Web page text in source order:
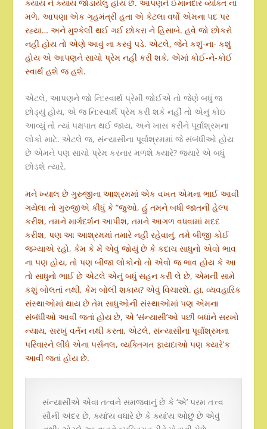
ક્યાંય ને ક્યાંય જોડાયેલું હોય છે. આપણને ઈમાનદાર વ્યક્તિ ના
મળે. આપણા એક ગૃહમંત્રી હતા એ કેટલા વર્ષો એમના પદ પર
રહ્યા… અને મુશ્કેલી થઈ ગઈ છોકરા ને હિસાબે. હવે જો છોકરો
નહીં હોય તો એણે આવું ના કરવું પડે. એટલે, જેને કશું-ના- કશું
હોય એ આપણને સાચો પ્રેમ નહીં કરી શકે, એમાં કોઈ-ને-કોઈ
સ્વાર્થ હશે જ હશે.
એટલે, આપણને જો નિ:સ્વાર્થ પ્રેમી જોઈએ તો જેણે બધું જ
છોડ્યું હોય, એ જ નિ:સ્વાર્થ પ્રેમ કરી શકે નહીં તો એનું કોઇ
આવ્યું તો ત્યાં પક્ષપાત થઈ જાય, અને ખાસ કરીને પૂર્વાશ્રમના
લોકો માટે. એટલે જ, સંન્યાસીના પૂર્વાશ્રમમાં જે સંબંધીઓ હોય
છે એમને પણ સાચો પ્રેમ કરનાર મળશે ક્યારે? જ્યારે એ બધું
છોડશે ત્યારે.
મને ખ્યાલ છે ગુરુજીના આશ્રમમાં એક વખત એમના ભાઈ આવી
ગયેલા તો ગુરુજીએ કીધું કે “જુઓ, હું તમને બધી જાતની હેલ્પ
કરીશ, તમને માર્ગદર્શન આપીશ, તમને આગળ વધવામાં મદદ
કરીશ, પણ આ આશ્રમમાં તમારે નહીં રહેવાનું, તમે બીજી કોઈ
જગ્યાએ રહો, કેમ કે મેં એવું જોયું છે કે કદાચ સાધુનો એવો ભાવ
ના પણ હોય, તો પણ બીજા લોકોનો તો એવો જ ભાવ હોય કે આ
તો સાધુનો ભાઈ છે એટલે એનું બધું સહન કરી લે છે, એમની સામે
કશું બોલતાં નથી, કેમ બોલી શકાય? એવું વિચારશે. હા, વ્યવહારિક
સંસ્થાઓમાં થાય છે તેમ સાધુઓની સંસ્થાઓમાં પણ એમના
સંબંધીઓ આવી જતાં હોય છે, એ ‘સંન્યાસી’ઓ પછી બધાંને સરખો
ન્યાય, સરખું વર્તન નથી કરતા, એટલે, સંન્યાસીના પૂર્વાશ્રમના
પરિવારને લીધે એના પર્સનલ, વ્યક્તિગત ફાયદાઓ પણ ક્યારે’ક
આવી જતાં હોય છે.
સંન્યાસીએ એવા તત્વને સમજવાનું છે કે ‘એ’ પરમ તત્ત્વ
સૌની અંદર છે, ક્યાં’ય વધારે છે કે ક્યાં’ય ઓછું છે એવું